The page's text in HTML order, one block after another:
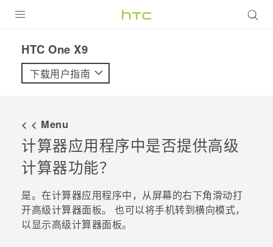
VIVE
支持帮助
在线客服
HTC One X9‎
下载用户指南
< < Menu
计算器应用程序中是否提供高级
计算器功能？
是。在计算器应用程序中，从屏幕的右下角滑动打
开高级计算器面板。 也可以将手机转到横向模式，
以显示高级计算器面板。